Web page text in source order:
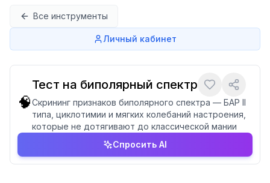
Все инструменты
Личный кабинет
🧠
Тест на биполярный спектр
Скрининг признаков биполярного спектра — БАР II
типа, циклотимии и мягких колебаний настроения,
которые не дотягивают до классической мании
Спросить AI